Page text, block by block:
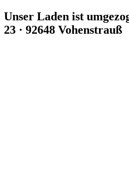
Zum
Inhalt
springen
Unser Laden ist
23 · 92648 Vohenstrauß